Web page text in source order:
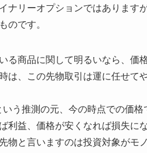
ナリーオプションではあります
のです。
る商品に関して明るいなら、価
は、この先物取引は運に任せて
う推測の元、今の時点での価
利益、価格が安くなれば損失に
物と言いますのは投資対象がモ